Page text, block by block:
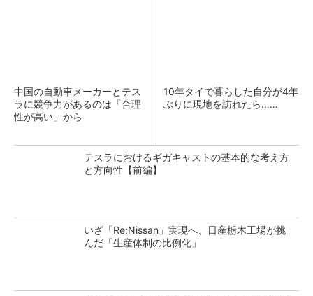
中国の自動車メーカーとテス
ラに競争力があるのは「合理
性が高い」から
10年タイで暮らした自分が4年
ぶりに現地を訪れたら……
テスラにおけるギガキャストの基本的な考え方
と方向性【前編】
いざ「Re:Nissan」実現へ、日産栃木工場が挑
んだ「生産体制の比例化」